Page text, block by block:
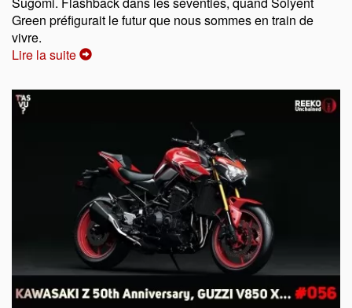
Green préfigurait le futur que nous sommes en train de
vivre.
Lire la suite